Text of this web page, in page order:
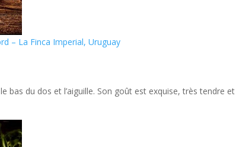
– La Finca Imperial, Uruguay
bas du dos et l’aiguille. Son goût est exquise, très tendre et